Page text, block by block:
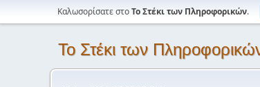
Καλωσορίσατε στοΤο Στέκι των Πληροφορικών.
Το Στέκι των